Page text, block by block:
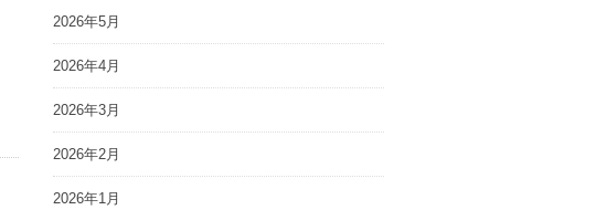
2026年5月
2026年4月
2026年3月
2026年2月
2026年1月